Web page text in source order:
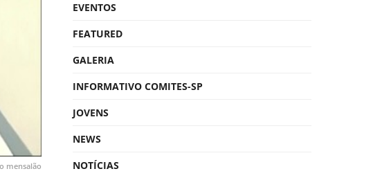
mensalão
EVENTOS
FEATURED
GALERIA
INFORMATIVO COMITES-SP
JOVENS
NEWS
NOTÍCIAS